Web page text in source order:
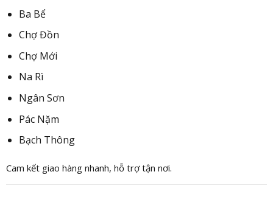
Ba Bể
Chợ Đồn
Chợ Mới
Na Rì
Ngân Sơn
Pác Nặm
Bạch Thông
Cam kết giao hàng nhanh, hỗ trợ tận nơi.